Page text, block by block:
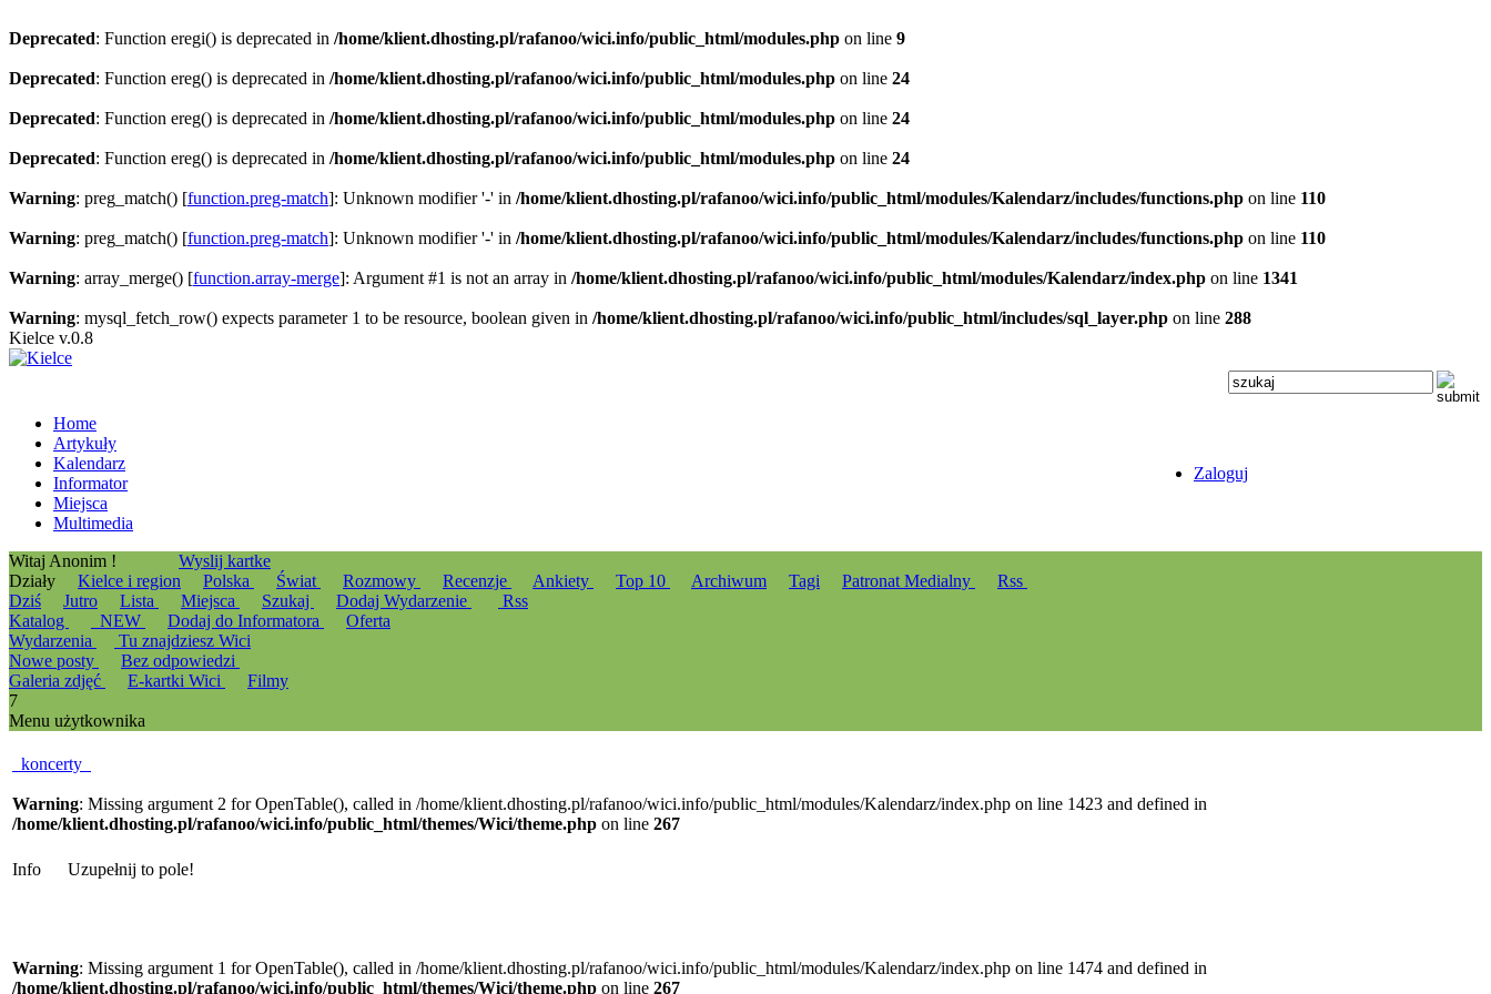
Deprecated: Function eregi() is deprecated in /home/klient.dhosting.pl/rafanoo/wici.info/public_html/modules.php on line 9
Deprecated: Function ereg() is deprecated in /home/klient.dhosting.pl/rafanoo/wici.info/public_html/modules.php on line 24
Deprecated: Function ereg() is deprecated in /home/klient.dhosting.pl/rafanoo/wici.info/public_html/modules.php on line 24
Deprecated: Function ereg() is deprecated in /home/klient.dhosting.pl/rafanoo/wici.info/public_html/modules.php on line 24
Warning: preg_match() [function.preg-match]: Unknown modifier '-' in /home/klient.dhosting.pl/rafanoo/wici.info/public_html/modules/Kalendarz/includes/functions.php on line 110
Warning: preg_match() [function.preg-match]: Unknown modifier '-' in /home/klient.dhosting.pl/rafanoo/wici.info/public_html/modules/Kalendarz/includes/functions.php on line 110
Warning: array_merge() [function.array-merge]: Argument #1 is not an array in /home/klient.dhosting.pl/rafanoo/wici.info/public_html/modules/Kalendarz/index.php on line 1341
Warning: mysql_fetch_row() expects parameter 1 to be resource, boolean given in /home/klient.dhosting.pl/rafanoo/wici.info/public_html/includes/sql_layer.php on line 288
Kielce v.0.8
Home
Artykuły
Kalendarz
Informator
Miejsca
Multimedia
Zaloguj
Witaj Anonim !
Wyslij kartke
Działy
Kielce i region Polska Świat Rozmowy Recenzje Ankiety Top 10 Archiwum Tagi Patronat Medialny
Rss
Dziś
Jutro Lista Miejsca Szukaj Dodaj Wydarzenie
Rss
Katalog
_NEW Dodaj do Informatora
Oferta
Wydarzenia
Tu znajdziesz Wici
Nowe posty
Bez odpowiedzi
Galeria zdjęć
E-kartki Wici
Filmy
7
Menu użytkownika
koncerty
Warning: Missing argument 2 for OpenTable(), called in /home/klient.dhosting.pl/rafanoo/wici.info/public_html/modules/Kalendarz/index.php on line 1423 and defined in
/home/klient.dhosting.pl/rafanoo/wici.info/public_html/themes/Wici/theme.php on line 267
Info Uzupełnij to pole!
Warning: Missing argument 1 for OpenTable(), called in /home/klient.dhosting.pl/rafanoo/wici.info/public_html/modules/Kalendarz/index.php on line 1474 and defined in
/home/klient.dhosting.pl/rafanoo/wici.info/public_html/themes/Wici/theme.php on line 267